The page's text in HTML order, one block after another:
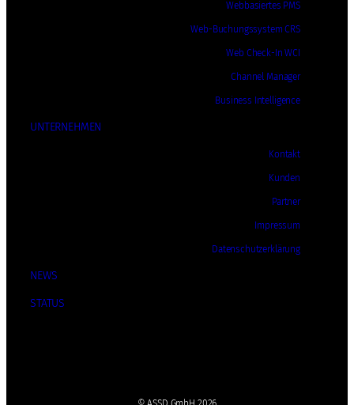
Webbasiertes PMS
Web-Buchungssystem CRS
Web Check-In WCI
Channel Manager
Business Intelligence
UNTERNEHMEN
Kontakt
Kunden
Partner
Impressum
Datenschutzerklärung
NEWS
STATUS